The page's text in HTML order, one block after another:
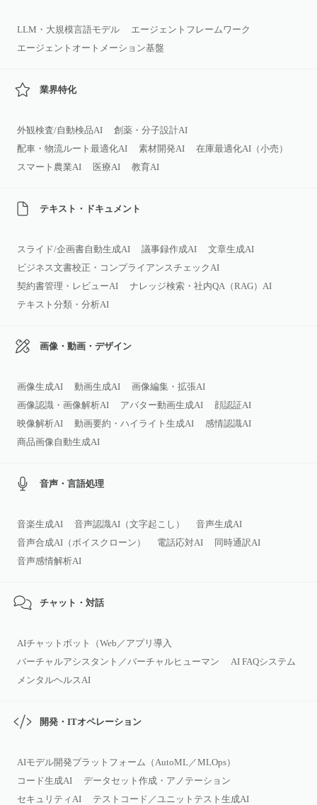
LLM・大規模言語モデル
エージェントフレームワーク
エージェントオートメーション基盤
業界特化
外観検査/自動検品AI
創薬・分子設計AI
配車・物流ルート最適化AI
素材開発AI
在庫最適化AI（小売）
スマート農業AI
医療AI 教育AI
テキスト・ドキュメント
スライド/企画書自動生成AI 議事録作成AI
文章生成AI
ビジネス文書校正・コンプライアンスチェックAI
契約書管理・レビューAI
ナレッジ検索・社内QA（RAG）AI
テキスト分類・分析AI
画像・動画・デザイン
画像生成AI 動画生成AI
画像編集・拡張AI
画像認識・画像解析AI
アバター動画生成AI
顔認証AI
映像解析AI
動画要約・ハイライト生成AI
感情認識AI
商品画像自動生成AI
音声・言語処理
音楽生成AI 音声認識AI（文字起こし）
音声生成AI
音声合成AI（ボイスクローン）
電話応対AI
同時通訳AI
音声感情解析AI
チャット・対話
AIチャットボット（Web／アプリ導入
バーチャルアシスタント／バーチャルヒューマン
AI FAQシステム
メンタルヘルスAI
開発・ITオペレーション
AIモデル開発プラットフォーム（AutoML／MLOps）
コード生成AI
データセット作成・アノテーション
セキュリティAI
テストコード／ユニットテスト生成AI